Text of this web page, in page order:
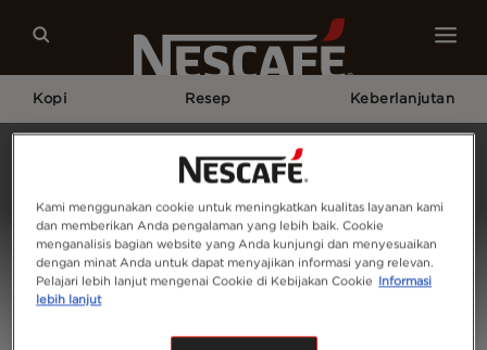
Kopi Resep Keberlanjutan
Kami menggunakan cookie untuk meningkatkan kualitas layanan kami
dan memberikan Anda pengalaman yang lebih baik. Cookie
menganalisis bagian website yang Anda kunjungi dan menyesuaikan
dengan minat Anda untuk dapat menyajikan informasi yang relevan.
Pelajari lebih lanjut mengenai Cookie di Kebijakan Cookie Informasi
lebih lanjut